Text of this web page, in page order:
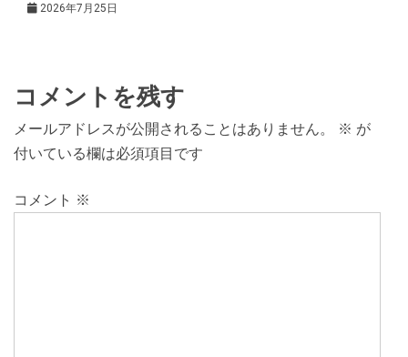
2026年7月25日
コメントを残す
メールアドレスが公開されることはありません。 ※ が
付いている欄は必須項目です
コメント ※